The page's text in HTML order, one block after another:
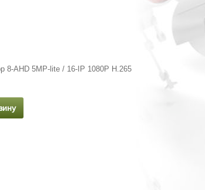
8-AHD 5MP-lite / 16-IP 1080P H.265